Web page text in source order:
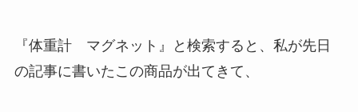
『体重計 マグネット』と検索すると、私が先日
の記事に書いたこの商品が出てきて、